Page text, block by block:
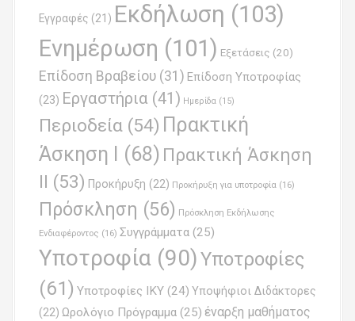
Εγγραφές (21) Εκδήλωση (103)
Ενημέρωση (101) Εξετάσεις (20)
Επίδοση Βραβείου (31) Επίδοση Υποτροφίας
(23) Εργαστήρια (41) Ημερίδα (15)
Περιοδεία (54) Πρακτική
Άσκηση Ι
(68) Πρακτική Άσκηση
ΙΙ (53) Προκήρυξη (22) Προκήρυξη για υποτροφία (16)
Πρόσκληση (56) Πρόσκληση Εκδήλωσης
Ενδιαφέροντος (16) Συγγράμματα (25)
Υποτροφία (90)Υποτροφίες
(61) Υποτροφίες ΙΚΥ (24) Υποψήφιοι Διδάκτορες
(22) Ωρολόγιο Πρόγραμμα (25) έναρξη μαθήματος